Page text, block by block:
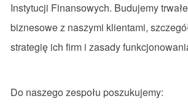
Instytucji Finansowych. Budujemy
biznesowe z naszymi klientami,
strategię ich firm i zasady
Do naszego zespołu poszukujemy: